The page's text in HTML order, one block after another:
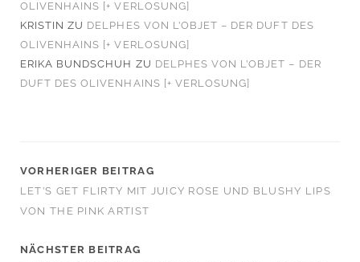
OLIVENHAINS [+ VERLOSUNG]
KRISTIN ZU DELPHES VON L’OBJET – DER DUFT DES
OLIVENHAINS [+ VERLOSUNG]
ERIKA BUNDSCHUH ZU DELPHES VON L’OBJET – DER
DUFT DES OLIVENHAINS [+ VERLOSUNG]
VORHERIGER BEITRAG
LET’S GET FLIRTY MIT JUICY ROSE UND BLUSHY LIPS
VON THE PINK ARTIST
NÄCHSTER BEITRAG